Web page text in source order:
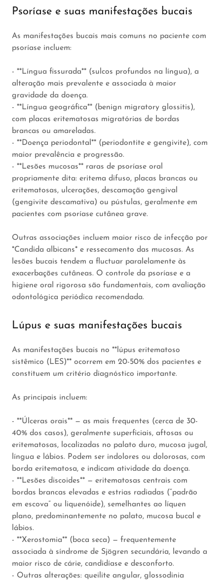
Psoríase e suas manifestações bucais
As manifestações bucais mais comuns no paciente com
psoríase incluem:
- **Língua fissurada** (sulcos profundos na língua), a
alteração mais prevalente e associada à maior
gravidade da doença.
- **Língua geográfica** (benign migratory glossitis),
com placas eritematosas migratórias de bordas
brancas ou amareladas.
- **Doença periodontal** (periodontite e gengivite), com
maior prevalência e progressão.
- **Lesões mucosas** raras de psoríase oral
propriamente dita: eritema difuso, placas brancas ou
eritematosas, ulcerações, descamação gengival
(gengivite descamativa) ou pústulas, geralmente em
pacientes com psoríase cutânea grave.
Outras associações incluem maior risco de infecção por
*Candida albicans* e ressecamento das mucosas. As
lesões bucais tendem a fluctuar paralelamente às
exacerbações cutâneas. O controle da psoríase e a
higiene oral rigorosa são fundamentais, com avaliação
odontológica periódica recomendada.
Lúpus e suas manifestações bucais
As manifestações bucais no **lúpus eritematoso
sistêmico (LES)** ocorrem em 20-50% dos pacientes e
constituem um critério diagnóstico importante.
As principais incluem:
- **Úlceras orais** — as mais frequentes (cerca de 30-
40% dos casos), geralmente superficiais, aftosas ou
eritematosas, localizadas no palato duro, mucosa jugal,
língua e lábios. Podem ser indolores ou dolorosas, com
borda eritematosa, e indicam atividade da doença.
- **Lesões discoides** — eritematosas centrais com
bordas brancas elevadas e estrias radiadas (“padrão
em escova” ou liquenóide), semelhantes ao líquen
plano, predominantemente no palato, mucosa bucal e
lábios.
- **Xerostomia** (boca seca) — frequentemente
associada à síndrome de Sjögren secundária, levando a
maior risco de cárie, candidíase e desconforto.
- Outras alterações: queilite angular, glossodinia